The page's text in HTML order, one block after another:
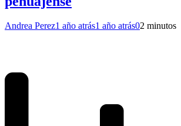
Andrea Perez1 año atrás1 año atrás02 minutos